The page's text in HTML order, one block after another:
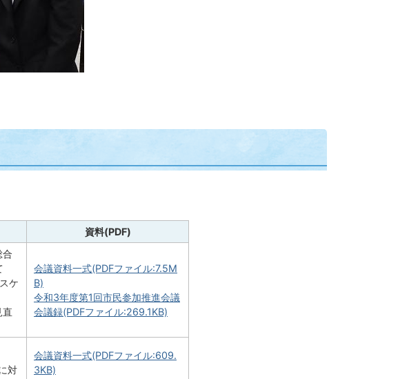
資料(PDF)
合
ケ
直
会議資料一式(PDFファイル:7.5M
B)
令和3年度第1回市民参加推進会議
会議録(PDFファイル:269.1KB)
対
会議資料一式(PDFファイル:609.
3KB)